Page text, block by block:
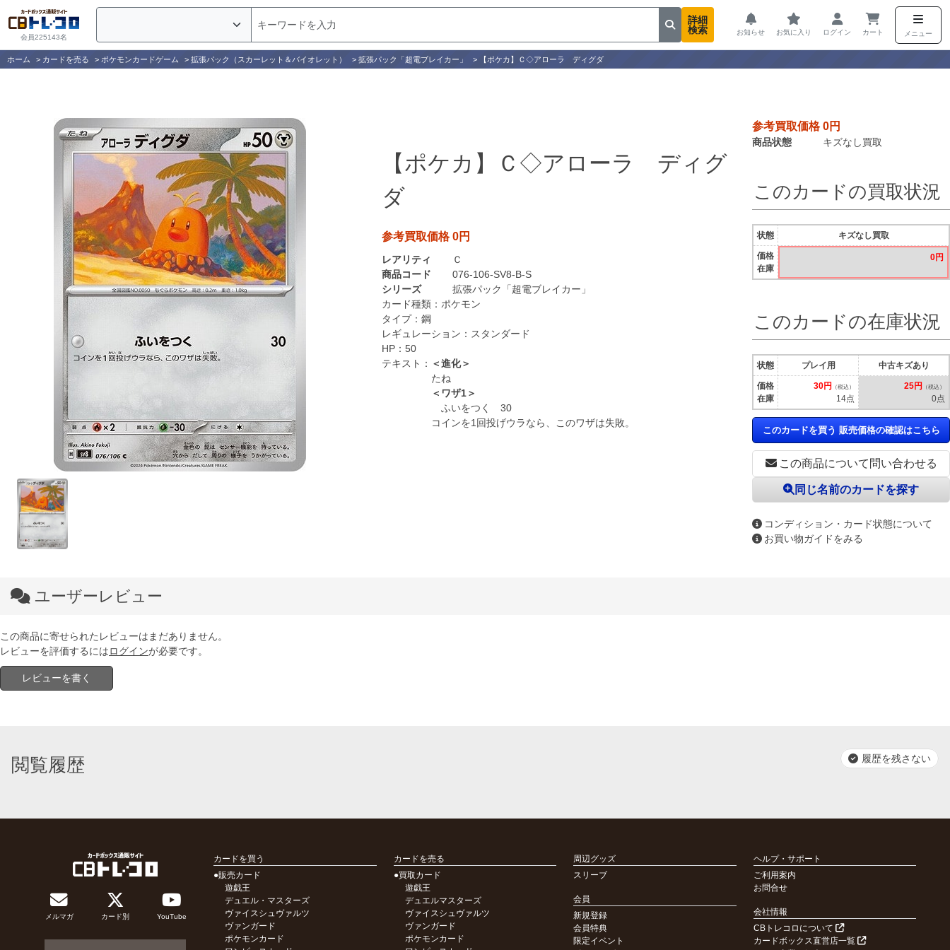
会員225143名
詳細
検索
お知らせ お気に入り ログイン カート メニュー
ホーム > カードを売る > ポケモンカードゲーム > 拡張パック（スカーレット＆バイオレット） > 拡張パック「超電ブレイカー」 > 【ポケカ】Ｃ◇アローラ ディグダ
【ポケカ】Ｃ◇アローラ ディグ
ダ
参考買取価格 0円
レアリティ
Ｃ
商品コード
076-106-SV8-B-S
シリーズ
拡張パック「超電ブレイカー」
カード種類： ポケモン
タイプ： 鋼
レギュレーション： スタンダード
HP： 50
テキスト： ＜進化＞
たね
＜ワザ1＞
ふいをつく 30
コインを1回投げウラなら、このワザは失敗。
参考買取価格 0円
商品状態 キズなし買取
この商品について問い合わせる
同じ名前のカードを探す
コンディション・カード状態について
お買い物ガイドをみる
このカードの買取状況
状態
価格
在庫
キズなし買取
0円
このカードの在庫状況
状態
価格
在庫
プレイ用
30円 （税込）
14点
中古キズあり
25円 （税込）
0点
このカードを買う 販売価格の確認はこちら
ユーザーレビュー
この商品に寄せられたレビューはまだありません。
レビューを評価するにはログインが必要です。
レビューを書く
閲覧履歴 履歴を残さない
メルマガ カード別 YouTube
カードを買う
●販売カード
遊戯王
デュエル・マスターズ
ヴァイスシュヴァルツ
ヴァンガード
ポケモンカード
カードを売る
●買取カード
遊戯王
デュエルマスターズ
ヴァイスシュヴァルツ
ヴァンガード
ポケモンカード
周辺グッズ
スリーブ
会員
新規登録
会員特典
限定イベント
ヘルプ・サポート
ご利用案内
お問合せ
会社情報
CBトレコロについて
カードボックス直営店一覧